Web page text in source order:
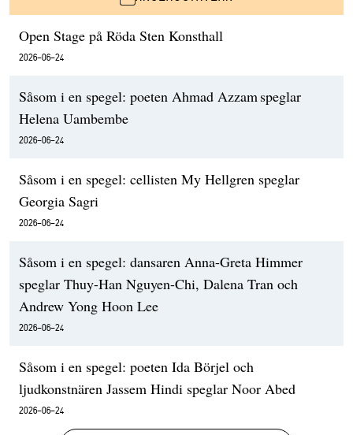
Open Stage på Röda Sten Konsthall
2026-06-24
Såsom i en spegel: poeten Ahmad Azzam speglar
Helena Uambembe
2026-06-24
Såsom i en spegel: cellisten My Hellgren speglar
Georgia Sagri
2026-06-24
Såsom i en spegel: dansaren Anna-Greta Himmer
speglar Thuy-Han Nguyen-Chi, Dalena Tran och
Andrew Yong Hoon Lee
2026-06-24
Såsom i en spegel: poeten Ida Börjel och
ljudkonstnären Jassem Hindi speglar Noor Abed
2026-06-24